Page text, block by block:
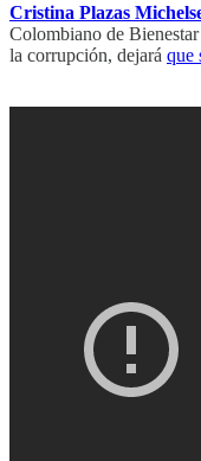
Cristina Plazas
Colombiano de
la corrupción, dejará que